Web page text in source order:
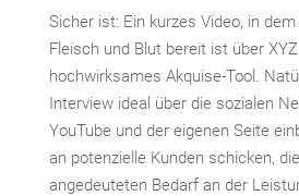
Sicher ist: Ein kurzes Video, in
Fleisch und Blut bereit ist über
hochwirksames Akquise-Tool.
Interview ideal über die sozialen
YouTube und der eigenen Seite
an potenzielle Kunden schicken,
angedeuteten Bedarf an der